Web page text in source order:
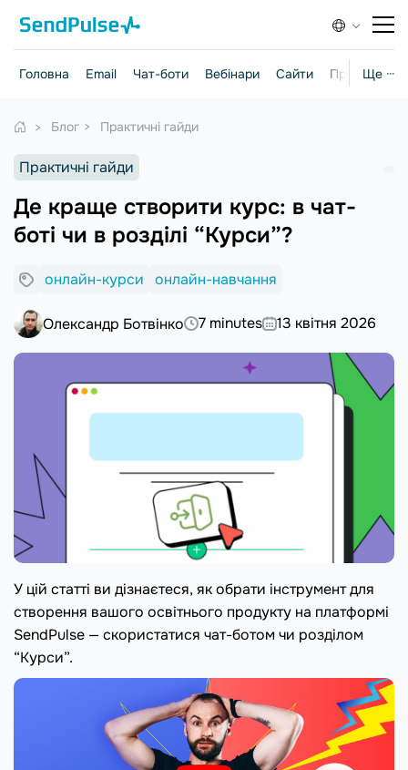
Ще ···
Головна Email Чат-боти Вебінари Сайти Практичні
Блог Практичні гайди
Практичні гайди
Де краще створити курс: в чат-
боті чи в розділі “Курси”?
онлайн-курси онлайн-навчання
Олександр Ботвінко 7 minutes 13 квітня 2026
У цій статті ви дізнаєтеся, як обрати інструмент для
створення вашого освітнього продукту на платформі
SendPulse — скористатися чат-ботом чи розділом
“Курси”.